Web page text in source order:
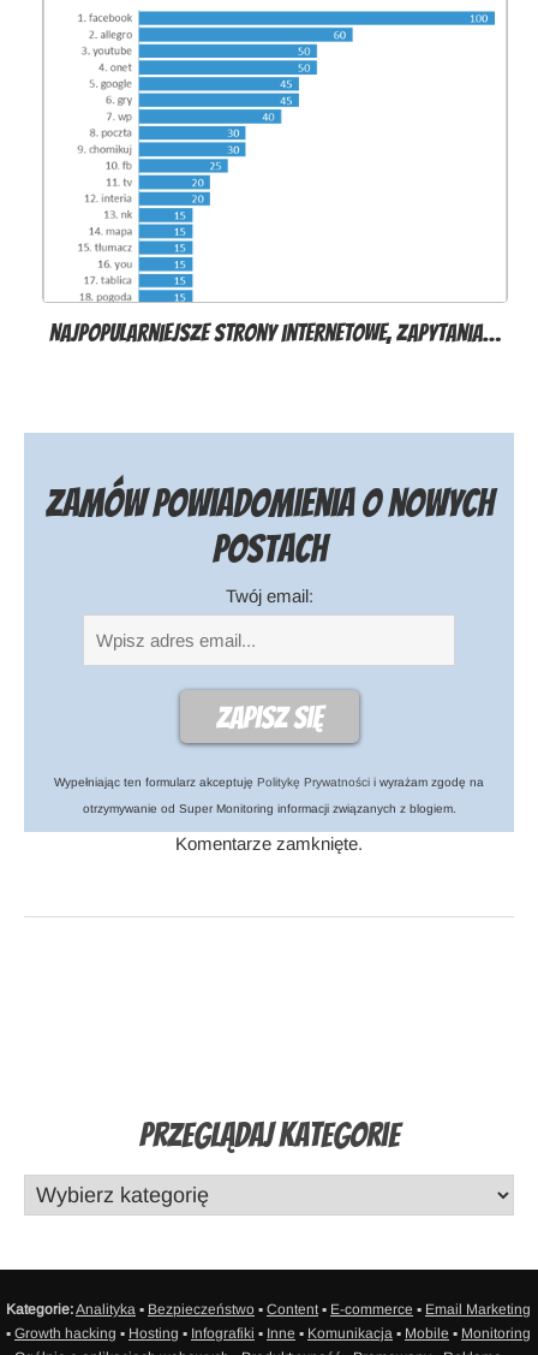
Najpopularniejsze strony internetowe, zapytania…
Zamów powiadomienia o nowych
postach
Twój email:
Wypełniając ten formularz akceptuję Politykę Prywatności i wyrażam zgodę na
otrzymywanie od Super Monitoring informacji związanych z blogiem.
Komentarze zamknięte.
Przeglądaj Kategorie
Kategorie:Analityka ▪ Bezpieczeństwo ▪ Content▪ E-commerce ▪ Email Marketing
▪ Growth hacking ▪ Hosting ▪ Infografiki ▪ Inne ▪ Komunikacja ▪ Mobile ▪ Monitoring